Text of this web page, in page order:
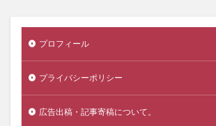
プロフィール
プライバシーポリシー
広告出稿・記事寄稿について。